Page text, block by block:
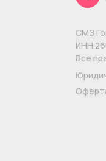
СМЗ
ИНН
Все